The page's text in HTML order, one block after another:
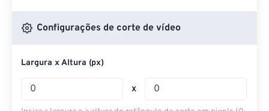
Configurações de corte de vídeo
Largura x Altura (px)
x